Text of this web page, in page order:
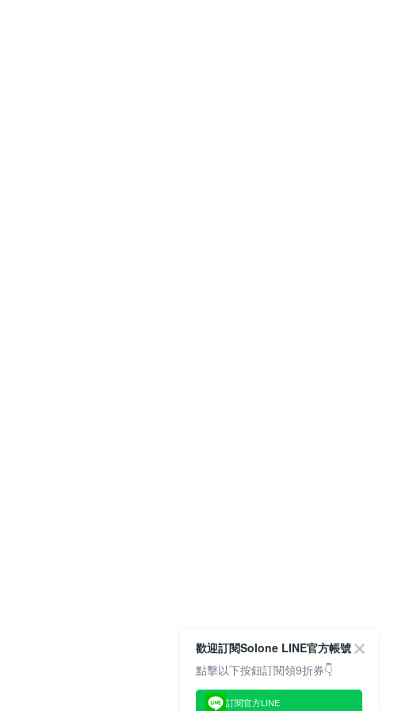
歡迎訂閱Solone LINE官方帳號
點擊以下按鈕訂閱領9折券👇
訂閱官方LINE